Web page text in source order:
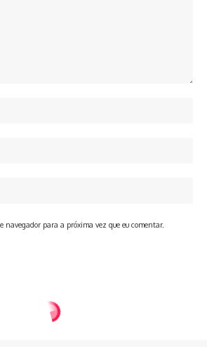
navegador para a próxima vez que eu comentar.